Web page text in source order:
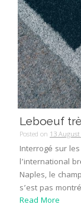
Leboeuf
Posted on 13
Interrogé sur
l’international
Naples, le
s’est pas
Read More